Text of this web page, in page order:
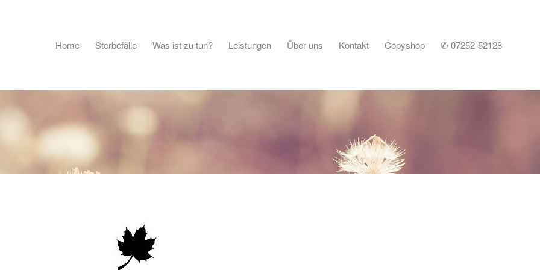
Home Sterbefälle Was ist zu tun? Leistungen Über uns Kontakt Copyshop ✆ 07252-52128